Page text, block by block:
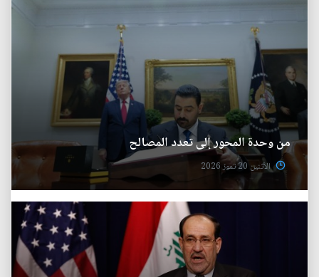
من وحدة المحور إلى تعدد المصالح
الأثنين 20 تموز 2026